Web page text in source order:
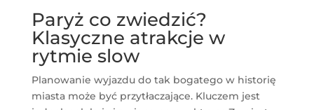
Paryż co zwiedzić?
Klasyczne atrakcje w
rytmie slow
Planowanie wyjazdu do tak bogatego w historię
miasta może być przytłaczające. Kluczem jest